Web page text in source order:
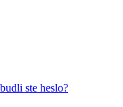
ste heslo?